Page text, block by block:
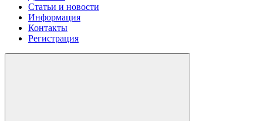
Статьи и новости
Информация
Контакты
Регистрация